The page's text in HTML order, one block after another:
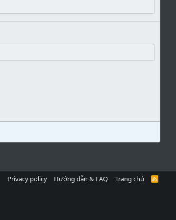
Privacy policy Hướng dẫn & FAQ Trang chủ
R